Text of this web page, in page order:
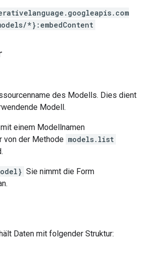
/*}:embedContent
des Modells. Dies dient
Modell.
einem Modellnamen
von der Methode models.list
Sie nimmt die Form
Daten mit folgender Struktur: